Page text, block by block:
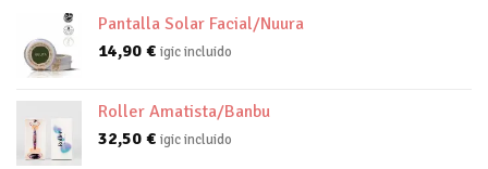
Pantalla Solar Facial/Nuura
14,90 € igic incluido
Roller Amatista/Banbu
32,50 € igic incluido